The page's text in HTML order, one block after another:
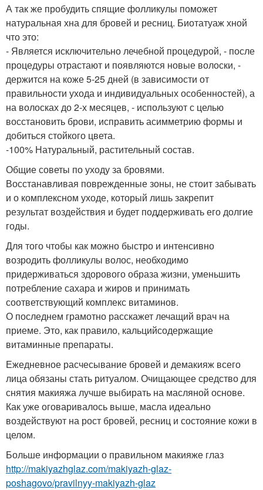
А так же пробудить спящие фолликулы поможет
натуральная хна для бровей и ресниц. Биотатуаж хной
что это:
- Является исключительно лечебной процедурой, - после
процедуры отрастают и появляются новые волоски, -
держится на коже 5-25 дней (в зависимости от
правильности ухода и индивидуальных особенностей), а
на волосках до 2-х месяцев, - используют с целью
восстановить брови, исправить асимметрию формы и
добиться стойкого цвета.
-100% Натуральный, растительный состав.
Общие советы по уходу за бровями.
Восстанавливая поврежденные зоны, не стоит забывать
и о комплексном уходе, который лишь закрепит
результат воздействия и будет поддерживать его долгие
годы.
Для того чтобы как можно быстро и интенсивно
возродить фолликулы волос, необходимо
придерживаться здорового образа жизни, уменьшить
потребление сахара и жиров и принимать
соответствующий комплекс витаминов.
О последнем грамотно расскажет лечащий врач на
приеме. Это, как правило, кальцийсодержащие
витаминные препараты.
Ежедневное расчесывание бровей и демакияж всего
лица обязаны стать ритуалом. Очищающее средство для
снятия макияжа лучше выбирать на масляной основе.
Как уже оговаривалось выше, масла идеально
воздействуют на рост бровей, ресниц и состояние кожи в
целом.
Больше информации о правильном макияже глаз
http://makiyazhglaz.com/makiyazh-glaz-
poshagovo/pravilnyy-makiyazh-glaz